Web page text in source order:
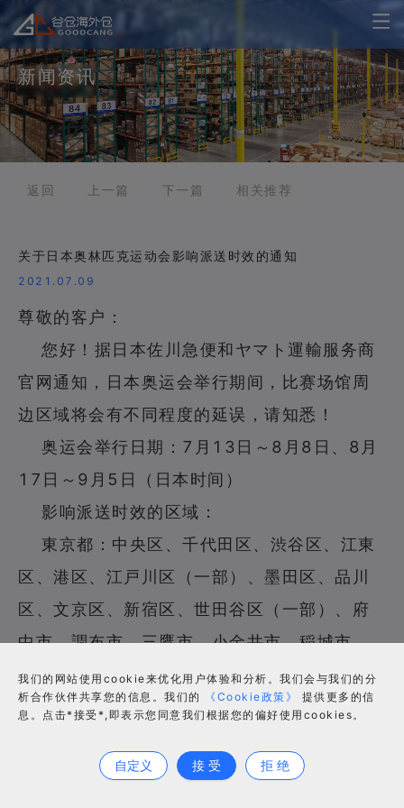
新闻资讯
返回 上一篇 下一篇 相关推荐
关于日本奥林匹克运动会影响派送时效的通知
2021.07.09
尊敬的客户：
您好！据日本佐川急便和ヤマト運輸服务商
官网通知，日本奥运会举行期间，比赛场馆周
边区域将会有不同程度的延误，请知悉！
奥运会举行日期： 7月13日～8月8日 、 8月
17日～9月5日
（ 日本时间 ）
影响派送时效的区域：
東京都：中央区、千代田区、渋谷区、江東
区、港区、江戸川区（一部）、墨田区、品川
区、文京区、新宿区、世田谷区（一部）、府
中市、調布市、三鷹市、小金井市、稲城市
神奈川県：横浜市西区、南区、中区、港北
区（一部）、保土ヶ谷区（一部）、相模原市
千葉県：千葉市美浜区、いすみ市（一部）、
我们的网站使用cookie来优化用户体验和分析。我们会与我们的分
析合作伙伴共享您的信息。我们的
《Cookie政策》
提供更多的信
息。点击*接受*,即表示您同意我们根据您的偏好使用cookies。
自定义 接 受 拒 绝